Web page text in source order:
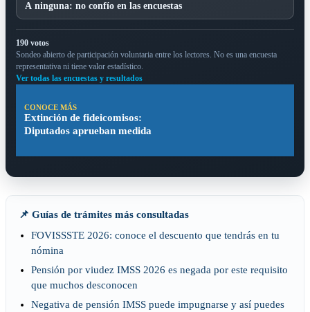
A ninguna: no confío en las encuestas
190 votos
Sondeo abierto de participación voluntaria entre los lectores. No es una encuesta
representativa ni tiene valor estadístico.
Ver todas las encuestas y resultados
CONOCE MÁS
Extinción de fideicomisos:
Diputados aprueban medida
📌 Guías de trámites más consultadas
FOVISSSTE 2026: conoce el descuento que tendrás en tu
nómina
Pensión por viudez IMSS 2026 es negada por este requisito
que muchos desconocen
Negativa de pensión IMSS puede impugnarse y así puedes